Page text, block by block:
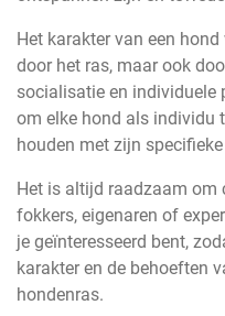
Het karakter van een
door het ras, maar ook
socialisatie en individuele
om elke hond als individu
houden met zijn
Het is altijd raadzaam om
fokkers, eigenaren of
je geïnteresseerd bent,
karakter en de behoeften
hondenras.